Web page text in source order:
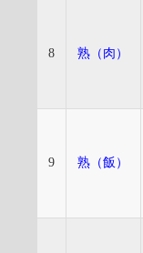
8 熟（肉）
9 熟（飯）